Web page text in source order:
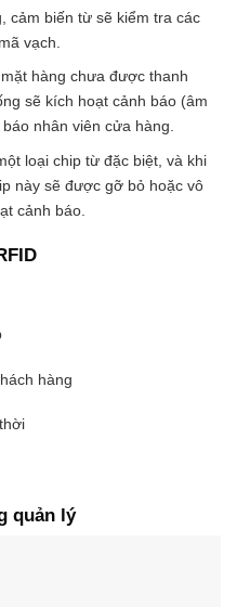
cảm biến từ sẽ kiểm tra các
vạch.
hàng chưa được thanh
sẽ kích hoạt cảnh báo (âm
nhân viên cửa hàng.
loại chip từ đặc biệt, và khi
này sẽ được gỡ bỏ hoặc vô
cảnh báo.
hàng
quản lý